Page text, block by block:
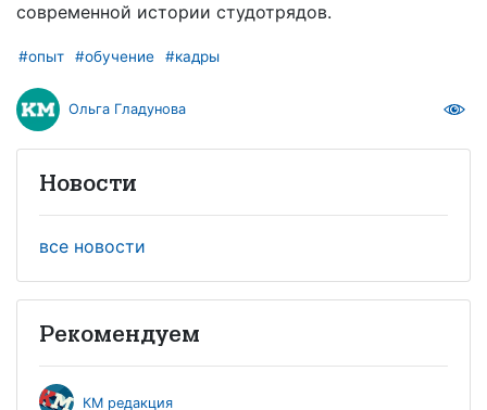
современной истории студотрядов.
#опыт #обучение #кадры
Ольга Гладунова
Новости
все новости
Рекомендуем
КМ редакция